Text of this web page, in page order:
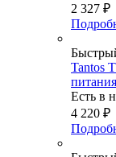
2 327 ₽
Tantos
питания
Есть в
4 220 ₽